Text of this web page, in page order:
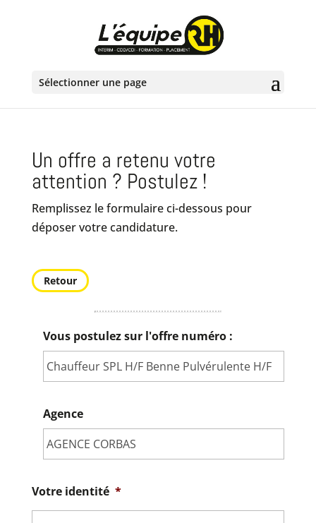
Sélectionner une page
Un offre a retenu votre
attention ? Postulez !
Remplissez le formulaire ci-dessous pour
déposer votre candidature.
Retour
Vous postulez sur l'offre numéro :
Agence
Votre identité *